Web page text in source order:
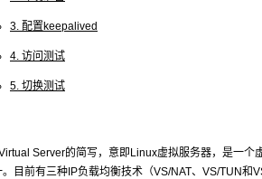
3. 配置keepalived
4. 访问测试
5. 切换测试
Server的简写，意即Linux虚拟服务器，是一
目前有三种IP负载均衡技术（VS/NAT、VS/TUN